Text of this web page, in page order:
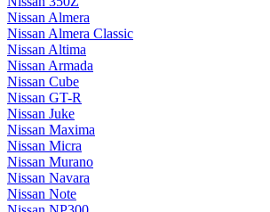
Nissan Almera
Nissan Almera Classic
Nissan Altima
Nissan Armada
Nissan Cube
Nissan GT-R
Nissan Juke
Nissan Maxima
Nissan Micra
Nissan Murano
Nissan Navara
Nissan Note